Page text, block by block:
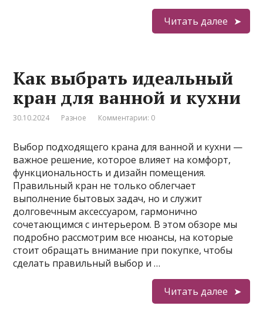
Читать далее
Как выбрать идеальный
кран для ванной и кухни
30.10.2024 Разное Комментарии: 0
Выбор подходящего крана для ванной и кухни —
важное решение, которое влияет на комфорт,
функциональность и дизайн помещения.
Правильный кран не только облегчает
выполнение бытовых задач, но и служит
долговечным аксессуаром, гармонично
сочетающимся с интерьером. В этом обзоре мы
подробно рассмотрим все нюансы, на которые
стоит обращать внимание при покупке, чтобы
сделать правильный выбор и …
Читать далее